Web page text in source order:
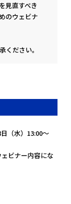
見直すべき
のウェビナ
ださい。
（水）13:00～
ビナー内容にな